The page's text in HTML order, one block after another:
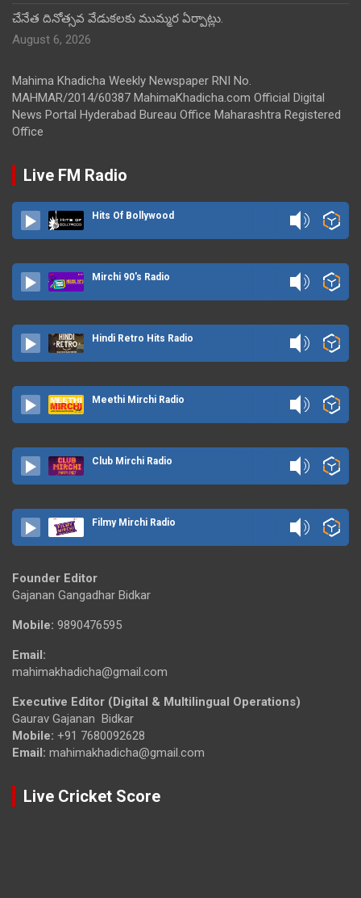
చేనేత దినోత్సవ వేడుకలకు ముమ్మర ఏర్పాట్లు.
August 6, 2026
Mahima Khadicha Weekly Newspaper RNI No.
MAHMAR/2014/60387 MahimaKhadicha.com Official Digital
News Portal Hyderabad Bureau Office Maharashtra Registered
Office
Live FM Radio
Hits Of Bollywood
Mirchi 90's Radio
Hindi Retro Hits Radio
Meethi Mirchi Radio
Club Mirchi Radio
Filmy Mirchi Radio
Founder Editor
Gajanan Gangadhar Bidkar
Mobile: 9890476595
Email:
mahimakhadicha@gmail.com
Executive Editor (Digital & Multilingual Operations)
Gaurav Gajanan Bidkar
Mobile: +91 7680092628
Email: mahimakhadicha@gmail.com
Live Cricket Score